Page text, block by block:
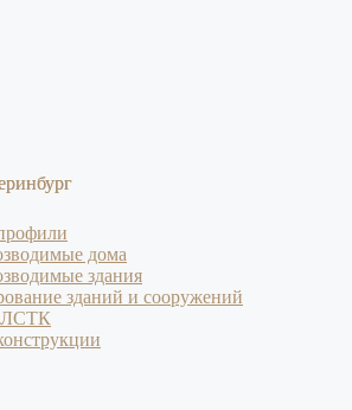
дома
здания
зданий и сооружений
ЛСТК